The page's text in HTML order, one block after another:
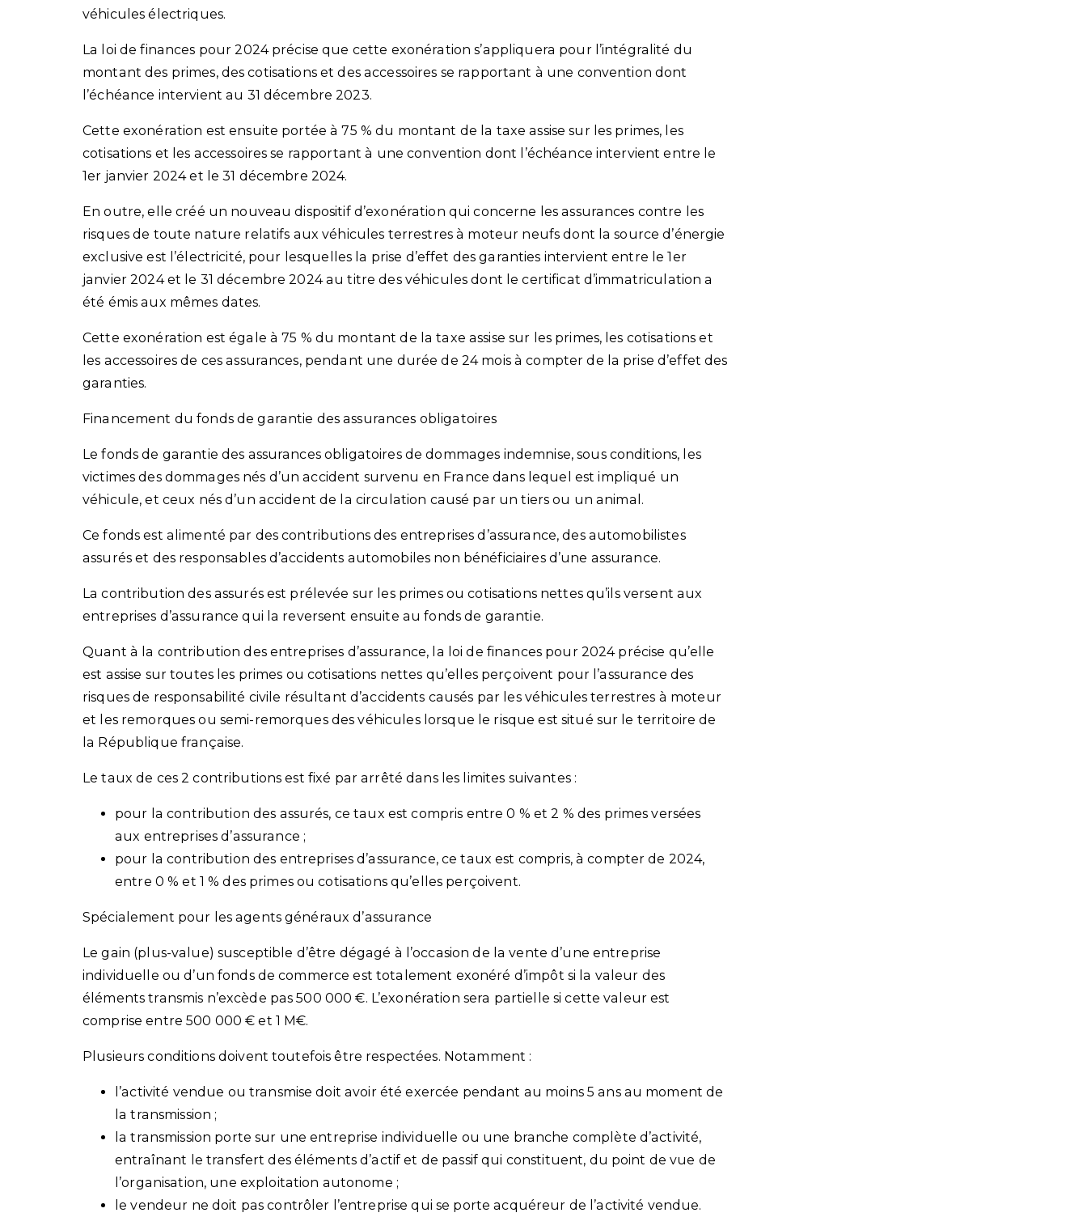
véhicules électriques.
La loi de finances pour 2024 précise que cette exonération s’appliquera pour l’intégralité du
montant des primes, des cotisations et des accessoires se rapportant à une convention dont
l’échéance intervient au 31 décembre 2023.
Cette exonération est ensuite portée à 75 % du montant de la taxe assise sur les primes, les
cotisations et les accessoires se rapportant à une convention dont l’échéance intervient entre le
1er janvier 2024 et le 31 décembre 2024.
En outre, elle créé un nouveau dispositif d’exonération qui concerne les assurances contre les
risques de toute nature relatifs aux véhicules terrestres à moteur neufs dont la source d’énergie
exclusive est l’électricité, pour lesquelles la prise d’effet des garanties intervient entre le 1er
janvier 2024 et le 31 décembre 2024 au titre des véhicules dont le certificat d’immatriculation a
été émis aux mêmes dates.
Cette exonération est égale à 75 % du montant de la taxe assise sur les primes, les cotisations et
les accessoires de ces assurances, pendant une durée de 24 mois à compter de la prise d’effet des
garanties.
Financement du fonds de garantie des assurances obligatoires
Le fonds de garantie des assurances obligatoires de dommages indemnise, sous conditions, les
victimes des dommages nés d’un accident survenu en France dans lequel est impliqué un
véhicule, et ceux nés d’un accident de la circulation causé par un tiers ou un animal.
Ce fonds est alimenté par des contributions des entreprises d’assurance, des automobilistes
assurés et des responsables d’accidents automobiles non bénéficiaires d’une assurance.
La contribution des assurés est prélevée sur les primes ou cotisations nettes qu’ils versent aux
entreprises d’assurance qui la reversent ensuite au fonds de garantie.
Quant à la contribution des entreprises d’assurance, la loi de finances pour 2024 précise qu’elle
est assise sur toutes les primes ou cotisations nettes qu’elles perçoivent pour l’assurance des
risques de responsabilité civile résultant d’accidents causés par les véhicules terrestres à moteur
et les remorques ou semi-remorques des véhicules lorsque le risque est situé sur le territoire de
la République française.
Le taux de ces 2 contributions est fixé par arrêté dans les limites suivantes :
pour la contribution des assurés, ce taux est compris entre 0 % et 2 % des primes versées
aux entreprises d’assurance ;
pour la contribution des entreprises d’assurance, ce taux est compris, à compter de 2024,
entre 0 % et 1 % des primes ou cotisations qu’elles perçoivent.
Spécialement pour les agents généraux d’assurance
Le gain (plus-value) susceptible d’être dégagé à l’occasion de la vente d’une entreprise
individuelle ou d’un fonds de commerce est totalement exonéré d’impôt si la valeur des
éléments transmis n’excède pas 500 000 €. L’exonération sera partielle si cette valeur est
comprise entre 500 000 € et 1 M€.
Plusieurs conditions doivent toutefois être respectées. Notamment :
l’activité vendue ou transmise doit avoir été exercée pendant au moins 5 ans au moment de
la transmission ;
la transmission porte sur une entreprise individuelle ou une branche complète d’activité,
entraînant le transfert des éléments d’actif et de passif qui constituent, du point de vue de
l’organisation, une exploitation autonome ;
le vendeur ne doit pas contrôler l’entreprise qui se porte acquéreur de l’activité vendue.